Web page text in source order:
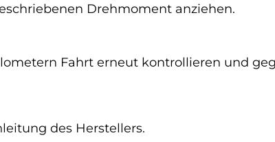
Drehmoment anziehen.
Fahrt erneut kontrollieren und
des Herstellers.